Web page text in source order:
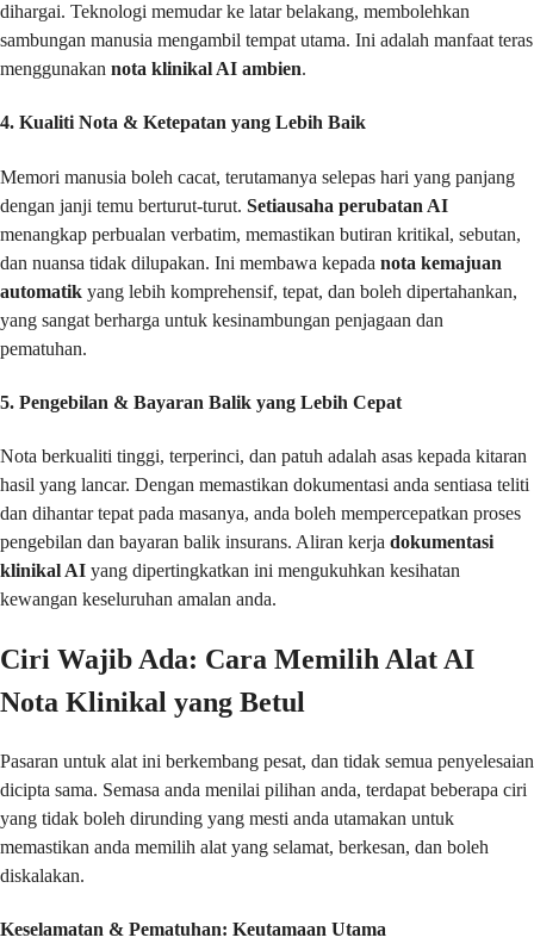
dihargai. Teknologi memudar ke latar belakang, membolehkan
sambungan manusia mengambil tempat utama. Ini adalah manfaat teras
menggunakan nota klinikal AI ambien.
4. Kualiti Nota & Ketepatan yang Lebih Baik
Memori manusia boleh cacat, terutamanya selepas hari yang panjang
dengan janji temu berturut-turut. Setiausaha perubatan AI
menangkap perbualan verbatim, memastikan butiran kritikal, sebutan,
dan nuansa tidak dilupakan. Ini membawa kepada nota kemajuan
automatik yang lebih komprehensif, tepat, dan boleh dipertahankan,
yang sangat berharga untuk kesinambungan penjagaan dan
pematuhan.
5. Pengebilan & Bayaran Balik yang Lebih Cepat
Nota berkualiti tinggi, terperinci, dan patuh adalah asas kepada kitaran
hasil yang lancar. Dengan memastikan dokumentasi anda sentiasa teliti
dan dihantar tepat pada masanya, anda boleh mempercepatkan proses
pengebilan dan bayaran balik insurans. Aliran kerja dokumentasi
klinikal AI yang dipertingkatkan ini mengukuhkan kesihatan
kewangan keseluruhan amalan anda.
Ciri Wajib Ada: Cara Memilih Alat AI
Nota Klinikal yang Betul
Pasaran untuk alat ini berkembang pesat, dan tidak semua penyelesaian
dicipta sama. Semasa anda menilai pilihan anda, terdapat beberapa ciri
yang tidak boleh dirunding yang mesti anda utamakan untuk
memastikan anda memilih alat yang selamat, berkesan, dan boleh
diskalakan.
Keselamatan & Pematuhan: Keutamaan Utama